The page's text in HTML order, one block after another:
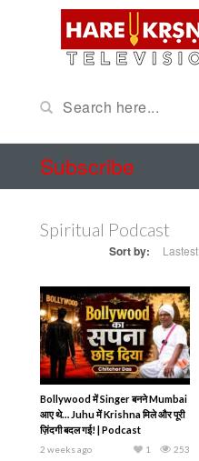
Subscribe
Spiritual Podcast
Sort by: Lastest
Bollywood में Singer बनने Mumbai
आए थे… Juhu में Krishna मिले और पूरी
ज़िंदगी बदल गई! | Podcast
2 weeks ago 253
1